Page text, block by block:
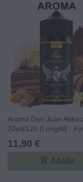
Aroma Don Juan
20ml/120 (Longfill) -
11,90 €
add_shopping_cart Añadir